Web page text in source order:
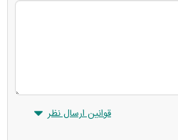
قوانین ارسال نظر